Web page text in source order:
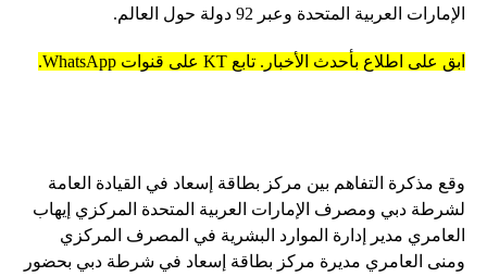
الإمارات العربية المتحدة وعبر 92 دولة حول العالم.
ابق على اطلاع بأحدث الأخبار. تابع KT على قنوات WhatsApp.
وقع مذكرة التفاهم بين مركز بطاقة إسعاد في القيادة العامة
لشرطة دبي ومصرف الإمارات العربية المتحدة المركزي إيهاب
العامري مدير إدارة الموارد البشرية في المصرف المركزي
ومنى العامري مديرة مركز بطاقة إسعاد في شرطة دبي بحضور